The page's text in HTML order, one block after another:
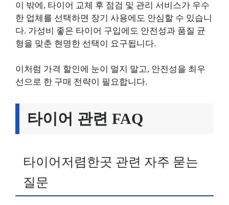
이 밖에, 타이어 교체 후 점검 및 관리 서비스가 우수
한 업체를 선택하면 장기 사용에도 안심할 수 있습니
다. 가성비 좋은 타이어 구입에도 안전성과 품질 균
형을 맞춘 현명한 선택이 요구됩니다.
이처럼 가격 할인에 눈이 멀지 말고, 안전성을 최우
선으로 한 구매 전략이 필요합니다.
타이어 관련 FAQ
타이어저렴한곳 관련 자주 묻는
질문